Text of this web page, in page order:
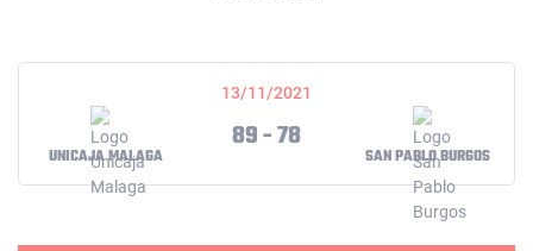
13/11/2021
UNICAJA MALAGA
89 - 78
SAN PABLO BURGOS